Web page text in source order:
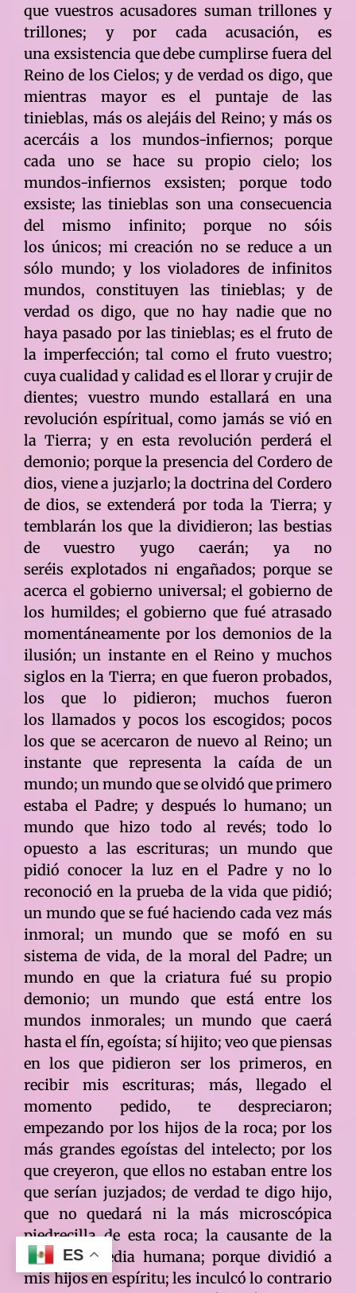
que vuestros acusadores suman trillones y
trillones; y por cada acusación, es
una exsistencia que debe cumplirse fuera del
Reino de los Cielos; y de verdad os digo, que
mientras mayor es el puntaje de las
tinieblas, más os alejáis del Reino; y más os
acercáis a los mundos-infiernos; porque
cada uno se hace su propio cielo; los
mundos-infiernos exsisten; porque todo
exsiste; las tinieblas son una consecuencia
del mismo infinito; porque no sóis
los únicos; mi creación no se reduce a un
sólo mundo; y los violadores de infinitos
mundos, constituyen las tinieblas; y de
verdad os digo, que no hay nadie que no
haya pasado por las tinieblas; es el fruto de
la imperfección; tal como el fruto vuestro;
cuya cualidad y calidad es el llorar y crujir de
dientes; vuestro mundo estallará en una
revolución espíritual, como jamás se vió en
la Tierra; y en esta revolución perderá el
demonio; porque la presencia del Cordero de
dios, viene a juzjarlo; la doctrina del Cordero
de dios, se extenderá por toda la Tierra; y
temblarán los que la dividieron; las bestias
de vuestro yugo caerán; ya no
seréis explotados ni engañados; porque se
acerca el gobierno universal; el gobierno de
los humildes; el gobierno que fué atrasado
momentáneamente por los demonios de la
ilusión; un instante en el Reino y muchos
siglos en la Tierra; en que fueron probados,
los que lo pidieron; muchos fueron
los llamados y pocos los escogidos; pocos
los que se acercaron de nuevo al Reino; un
instante que representa la caída de un
mundo; un mundo que se olvidó que primero
estaba el Padre; y después lo humano; un
mundo que hizo todo al revés; todo lo
opuesto a las escrituras; un mundo que
pidió conocer la luz en el Padre y no lo
reconoció en la prueba de la vida que pidió;
un mundo que se fué haciendo cada vez más
inmoral; un mundo que se mofó en su
sistema de vida, de la moral del Padre; un
mundo en que la criatura fué su propio
demonio; un mundo que está entre los
mundos inmorales; un mundo que caerá
hasta el fín, egoísta; sí hijito; veo que piensas
en los que pidieron ser los primeros, en
recibir mis escrituras; más, llegado el
momento pedido, te despreciaron;
empezando por los hijos de la roca; por los
más grandes egoístas del intelecto; por los
que creyeron, que ellos no estaban entre los
que serían juzjados; de verdad te digo hijo,
que no quedará ni la más microscópica
piedrecilla de esta roca; la causante de la
mayor tragedia humana; porque dividió a
mis hijos en espíritu; les inculcó lo contrario
ES